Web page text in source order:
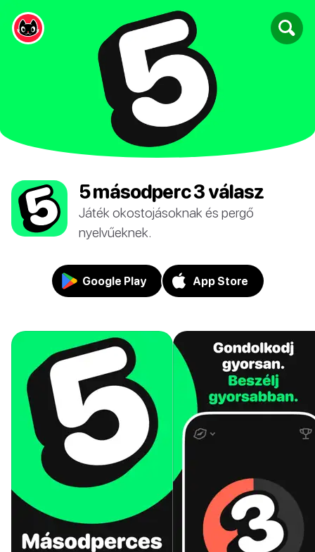
5 másodperc 3 válasz
Játék okostojásoknak és pergő
nyelvűeknek.
Google Play App Store